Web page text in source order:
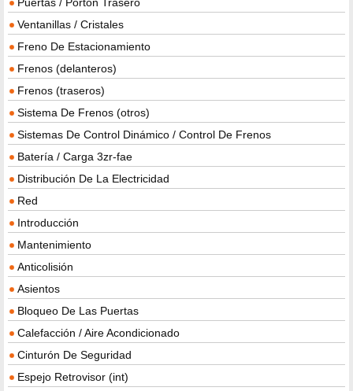
Ventanillas / Cristales
Freno De Estacionamiento
Frenos (delanteros)
Frenos (traseros)
Sistema De Frenos (otros)
Sistemas De Control Dinámico / Control De Frenos
Batería / Carga 3zr-fae
Distribución De La Electricidad
Red
Introducción
Mantenimiento
Anticolisión
Asientos
Bloqueo De Las Puertas
Calefacción / Aire Acondicionado
Cinturón De Seguridad
Espejo Retrovisor (int)